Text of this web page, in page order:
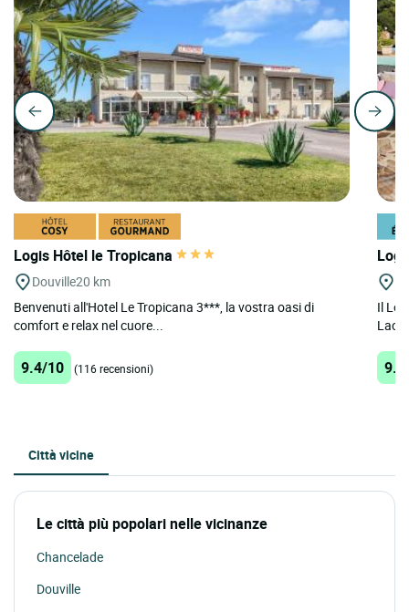
Logis Hôtel le Tropicana
Douville20 km
Benvenuti all'Hotel Le Tropicana 3***, la vostra oasi di
comfort e relax nel cuore...
9.4/10 (116 recensioni)
Il
Città vicine
Le città più popolari nelle vicinanze
Chancelade
Douville